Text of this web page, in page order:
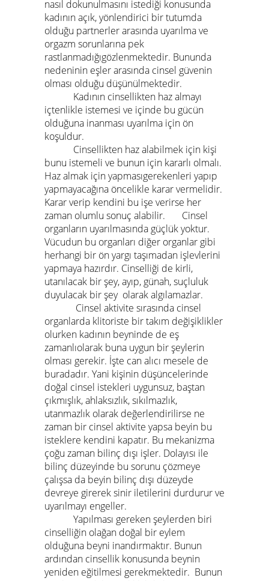
nasıl dokunulmasını istediği konusunda
kadının açık, yönlendirici bir tutumda
olduğu partnerler arasında uyarılma ve
orgazm sorunlarına pek
rastlanmadığıgözlenmektedir. Bununda
nedeninin eşler arasında cinsel güvenin
olması olduğu düşünülmektedir.
Kadının cinsellikten haz almayı
içtenlikle istemesi ve içinde bu gücün
olduğuna inanması uyarılma için ön
koşuldur.
Cinsellikten haz alabilmek için kişi
bunu istemeli ve bunun için kararlı olmalı.
Haz almak için yapmasıgerekenleri yapıp
yapmayacağına öncelikle karar vermelidir.
Karar verip kendini bu işe verirse her
zaman olumlu sonuç alabilir. Cinsel
organların uyarılmasında güçlük yoktur.
Vücudun bu organları diğer organlar gibi
herhangi bir ön yargı taşımadan işlevlerini
yapmaya hazırdır. Cinselliği de kirli,
utanılacak bir şey, ayıp, günah, suçluluk
duyulacak bir şey olarak algılamazlar.
Cinsel aktivite sırasında cinsel
organlarda klitoriste bir takım değişiklikler
olurken kadının beyninde de eş
zamanlıolarak buna uygun bir şeylerin
olması gerekir. İşte can alıcı mesele de
buradadır. Yani kişinin düşüncelerinde
doğal cinsel istekleri uygunsuz, baştan
çıkmışlık, ahlaksızlık, sıkılmazlık,
utanmazlık olarak değerlendirilirse ne
zaman bir cinsel aktivite yapsa beyin bu
isteklere kendini kapatır. Bu mekanizma
çoğu zaman bilinç dışı işler. Dolayısı ile
bilinç düzeyinde bu sorunu çözmeye
çalışsa da beyin bilinç dışı düzeyde
devreye girerek sinir iletilerini durdurur ve
uyarılmayı engeller.
Yapılması gereken şeylerden biri
cinselliğin olağan doğal bir eylem
olduğuna beyni inandırmaktır. Bunun
ardından cinsellik konusunda beynin
yeniden eğitilmesi gerekmektedir. Bunun